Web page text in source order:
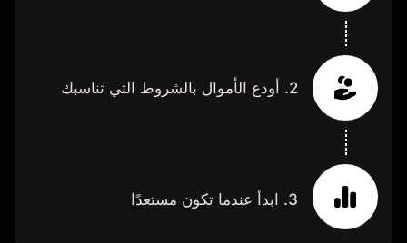
2. أودع الأموال بالشروط التي تناسبك
3. ابدأ عندما تكون مستعدًا